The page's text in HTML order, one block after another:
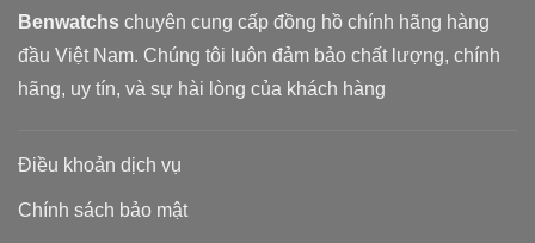
Benwatchs chuyên cung cấp đồng hồ chính hãng hàng
đầu Việt Nam. Chúng tôi luôn đảm bảo chất lượng, chính
hãng, uy tín, và sự hài lòng của khách hàng
Điều khoản dịch vụ
Chính sách bảo mật